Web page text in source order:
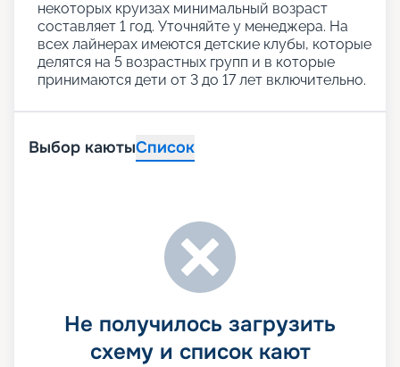
некоторых круизах минимальный возраст
составляет 1 год. Уточняйте у менеджера. На
всех лайнерах имеются детские клубы, которые
делятся на 5 возрастных групп и в которые
принимаются дети от 3 до 17 лет включительно.
Выбор каютыСписок
Не получилось загрузить
схему и список кают